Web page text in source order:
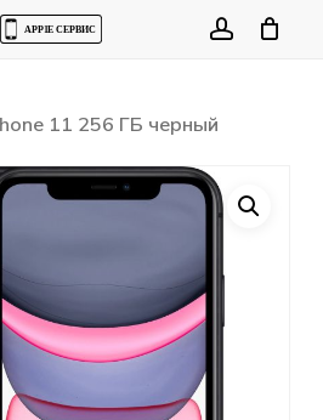
11 256 ГБ черный